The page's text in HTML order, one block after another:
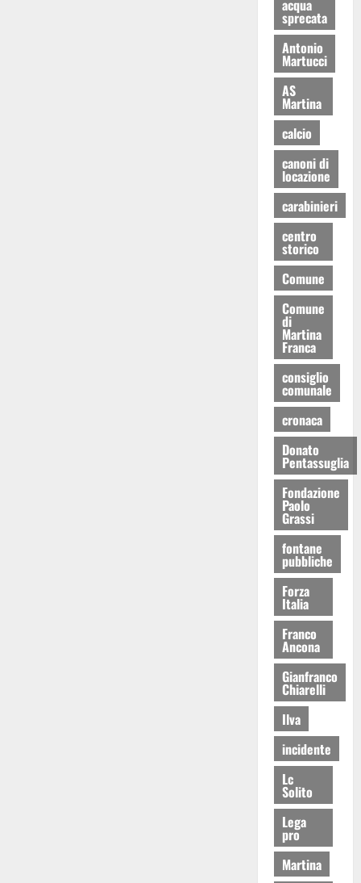
acqua
sprecata
Antonio
Martucci
AS
Martina
calcio
canoni di
locazione
carabinieri
centro
storico
Comune
Comune
di
Martina
Franca
consiglio
comunale
cronaca
Donato
Pentassuglia
Fondazione
Paolo
Grassi
fontane
pubbliche
Forza
Italia
Franco
Ancona
Gianfranco
Chiarelli
Ilva
incidente
Lc
Solito
Lega
pro
Martina